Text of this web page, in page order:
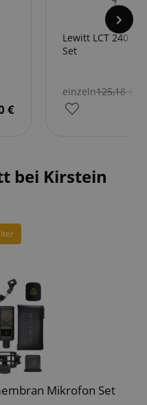
€
Lewitt LCT 240
Set
einzeln125,18€
bei Kirstein
Mikrofon Set